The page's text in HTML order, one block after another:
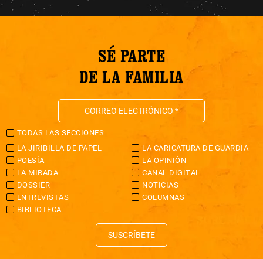
SÉ PARTE
DE LA FAMILIA
TODAS LAS SECCIONES
LA JIRIBILLA DE PAPEL
LA CARICATURA DE GUARDIA
POESÍA
LA OPINIÓN
LA MIRADA
CANAL DIGITAL
DOSSIER
NOTICIAS
ENTREVISTAS
COLUMNAS
BIBLIOTECA
SUSCRÍBETE